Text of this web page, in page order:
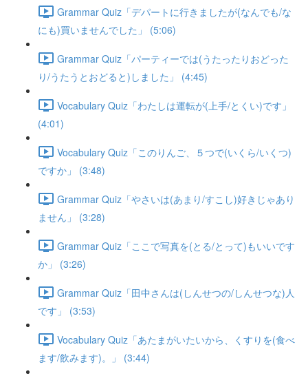
Grammar Quiz「デパートに行きましたが(なんでも/な
にも)買いませんでした」 (5:06)
Grammar Quiz「パーティーでは(うたったりおどった
り/うたうとおどると)しました」 (4:45)
Vocabulary Quiz「わたしは運転が(上手/とくい)です」
(4:01)
Vocabulary Quiz「このりんご、５つで(いくら/いくつ)
ですか」 (3:48)
Grammar Quiz「やさいは(あまり/すこし)好きじゃあり
ません」 (3:28)
Grammar Quiz「ここで写真を(とる/とって)もいいです
か」 (3:26)
Grammar Quiz「田中さんは(しんせつの/しんせつな)人
です」 (3:53)
Vocabulary Quiz「あたまがいたいから、くすりを(食べ
ます/飲みます)。」 (3:44)